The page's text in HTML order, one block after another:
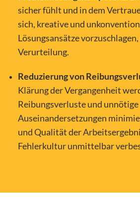
sicher fühlt und in dem
sich, kreative und
Lösungsansätze
Verurteilung.
Reduzierung von
Klärung der Vergangenheit
Reibungsverluste und unnötige
Auseinandersetzungen
und Qualität der
Fehlerkultur unmittelbar